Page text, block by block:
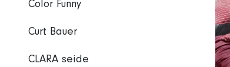
Color Funny
Curt Bauer
CLARA seide